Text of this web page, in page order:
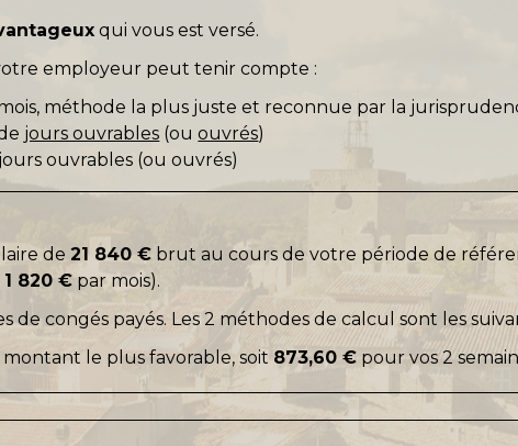
qui vous est versé.
employeur peut tenir compte :
méthode la plus juste et reconnue par la
jours ouvrables (ououvrés)
ouvrables (ou ouvrés)
de21 840 € brut au cours de votre période de
1 820 € par mois).
de congés payés. Les 2 méthodes de calcul sont les
le plus favorable, soit 873,60 € pour vos 2